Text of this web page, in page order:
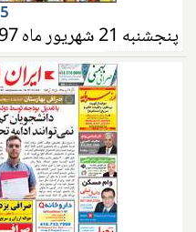
پنجشنبه 21 شهریور ماه 1397